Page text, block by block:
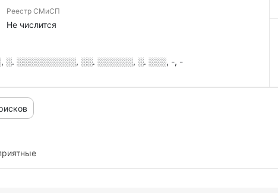
Реестр СМиСП
Не числится
░░░░░░░░░░, ░░. ░░░░░░, ░. ░░░, -, -